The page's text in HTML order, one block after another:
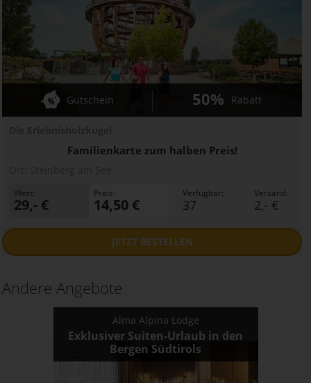
Familienkarte zum halben Preis!
Gutschein 50% Rabatt
Wert:
29,- €
Preis:
14,50 €
Verfügbar:
37
Versand:
2,- €
JETZTBESTELLEN
Andere Angebote
Alma Alpina Lodge
Exklusiver Suiten-Urlaub in den
Bergen Südtirols